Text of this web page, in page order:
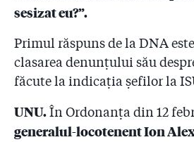
sesizat eu?”.
Primul răspuns de la DNA este
clasarea denunțului său
făcute la indicația șefilor la
UNU.În Ordonanța din 12
generalul-locotenent Ion